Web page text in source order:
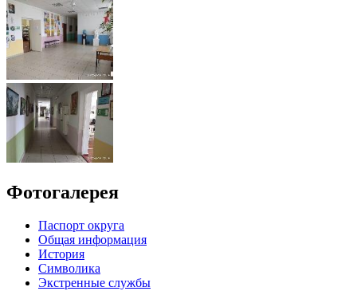
Фотогалерея
Паспорт округа
Общая информация
История
Символика
Экстренные службы